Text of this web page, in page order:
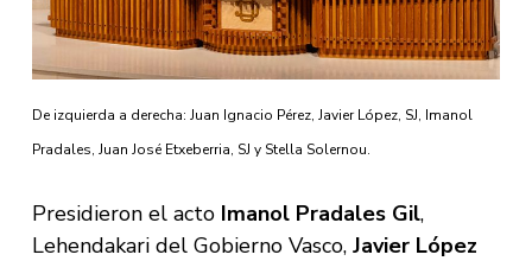
De izquierda a derecha: Juan Ignacio Pérez, Javier López, SJ, Imanol
Pradales, Juan José Etxeberria, SJ y Stella Solernou.
Presidieron el acto Imanol Pradales Gil,
Lehendakari del Gobierno Vasco, Javier López